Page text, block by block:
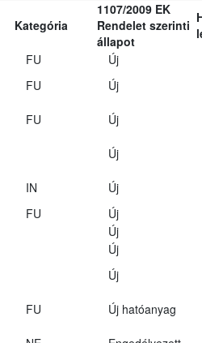
Kategória
1107/2009 EK
Rendelet szerinti
állapot
FU
Új
FU
Új
FU
Új
Új
IN
Új
FU
Új
Új
Új
Új
FU
Új hatóanyag